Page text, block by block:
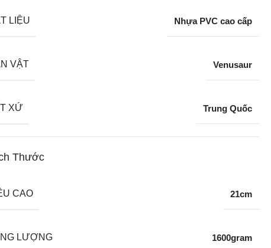
LIỆU Nhựa PVC cao cấp
VẬT Venusaur
XỨ Trung Quốc
Thước
CAO 21cm
LƯỢNG 1600gram